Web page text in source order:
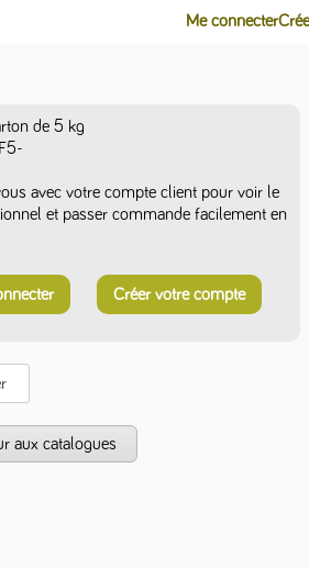
Me connecter
de 5 kg
avec votre compte client pour voir le
et passer commande facilement en
Créer votre compte
aux catalogues